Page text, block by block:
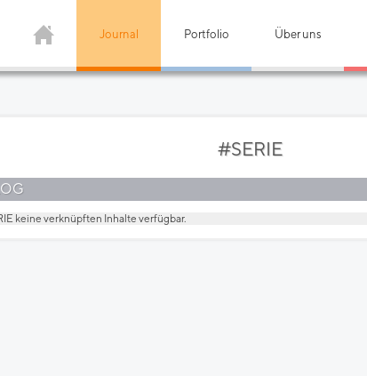
Journal Portfolio Über uns
#SERIE
keine verknüpften Inhalte verfügbar.